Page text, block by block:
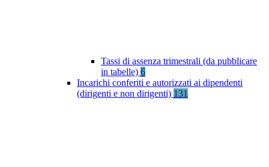
Tassi di assenza trimestrali (da pubblicare
in tabelle) 6
Incarichi conferiti e autorizzati ai dipendenti
(dirigenti e non dirigenti) 131